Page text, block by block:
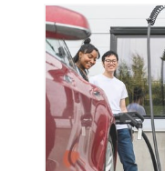
kuuluvat